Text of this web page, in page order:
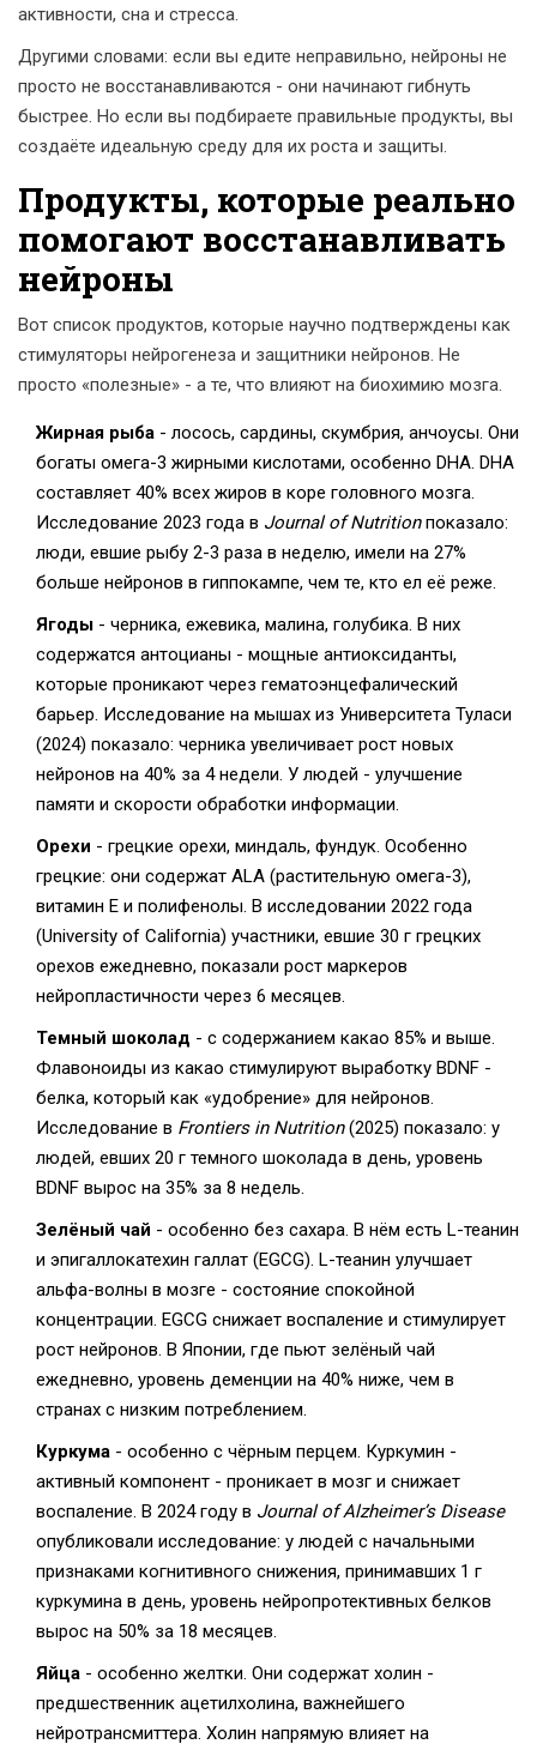
активности, сна и стресса.
Другими словами: если вы едите неправильно, нейроны не
просто не восстанавливаются - они начинают гибнуть
быстрее. Но если вы подбираете правильные продукты, вы
создаёте идеальную среду для их роста и защиты.
Продукты, которые реально
помогают восстанавливать
нейроны
Вот список продуктов, которые научно подтверждены как
стимуляторы нейрогенеза и защитники нейронов. Не
просто «полезные» - а те, что влияют на биохимию мозга.
Жирная рыба - лосось, сардины, скумбрия, анчоусы. Они
богаты омега-3 жирными кислотами, особенно DHA. DHA
составляет 40% всех жиров в коре головного мозга.
Исследование 2023 года в Journal of Nutritionпоказало:
люди, евшие рыбу 2-3 раза в неделю, имели на 27%
больше нейронов в гиппокампе, чем те, кто ел её реже.
Ягоды - черника, ежевика, малина, голубика. В них
содержатся антоцианы - мощные антиоксиданты,
которые проникают через гематоэнцефалический
барьер. Исследование на мышах из Университета Туласи
(2024) показало: черника увеличивает рост новых
нейронов на 40% за 4 недели. У людей - улучшение
памяти и скорости обработки информации.
Орехи - грецкие орехи, миндаль, фундук. Особенно
грецкие: они содержат ALA (растительную омега-3),
витамин Е и полифенолы. В исследовании 2022 года
(University of California) участники, евшие 30 г грецких
орехов ежедневно, показали рост маркеров
нейропластичности через 6 месяцев.
Темный шоколад - с содержанием какао 85% и выше.
Флавоноиды из какао стимулируют выработку BDNF -
белка, который как «удобрение» для нейронов.
Исследование в Frontiers in Nutrition(2025) показало: у
людей, евших 20 г темного шоколада в день, уровень
BDNF вырос на 35% за 8 недель.
Зелёный чай - особенно без сахара. В нём есть L-теанин
и эпигаллокатехин галлат (EGCG). L-теанин улучшает
альфа-волны в мозге - состояние спокойной
концентрации. EGCG снижает воспаление и стимулирует
рост нейронов. В Японии, где пьют зелёный чай
ежедневно, уровень деменции на 40% ниже, чем в
странах с низким потреблением.
Куркума - особенно с чёрным перцем. Куркумин -
активный компонент - проникает в мозг и снижает
воспаление. В 2024 году в Journal of Alzheimer’s Disease
опубликовали исследование: у людей с начальными
признаками когнитивного снижения, принимавших 1 г
куркумина в день, уровень нейропротективных белков
вырос на 50% за 18 месяцев.
Яйца - особенно желтки. Они содержат холин -
предшественник ацетилхолина, важнейшего
нейротрансмиттера. Холин напрямую влияет на